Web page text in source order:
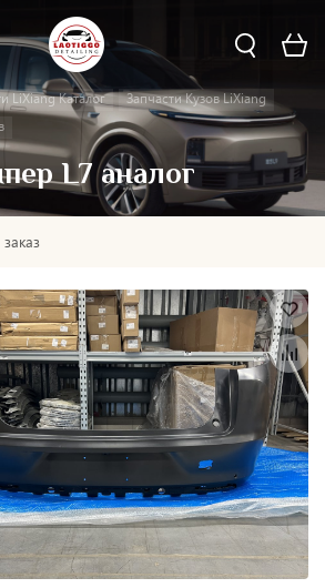
LiXiang Каталог
Запчасти Кузов LiXiang
L7 аналог